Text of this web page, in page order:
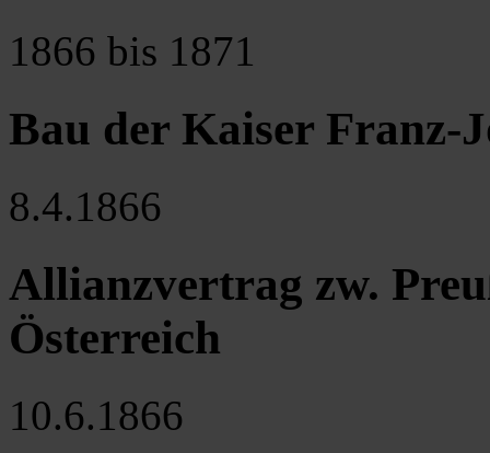
1866 bis 1871
Bau der Kaiser Franz-
8.4.1866
Allianzvertrag zw.
Österreich
10.6.1866